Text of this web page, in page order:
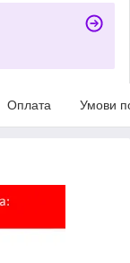
Оплата Умови